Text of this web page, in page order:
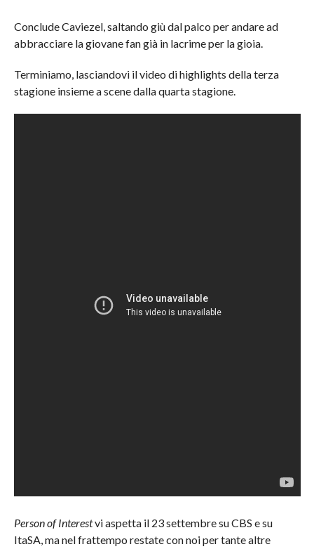
Conclude Caviezel, saltando giù dal palco per andare ad
abbracciare la giovane fan già in lacrime per la gioia.
Terminiamo, lasciandovi il video di highlights della terza
stagione insieme a scene dalla quarta stagione.
Person of Interestvi aspetta il 23 settembre su CBS e su
ItaSA, ma nel frattempo restate con noi per tante altre